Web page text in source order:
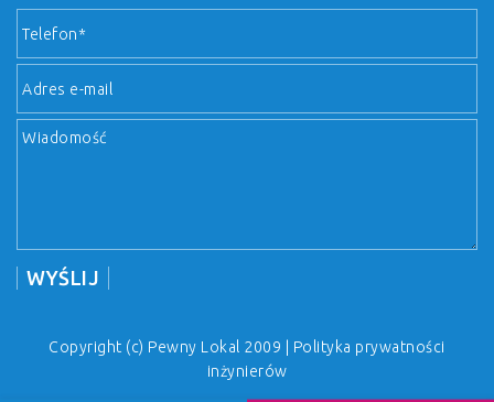
Copyright (c) Pewny Lokal 2009 | Polityka prywatności
inżynierów